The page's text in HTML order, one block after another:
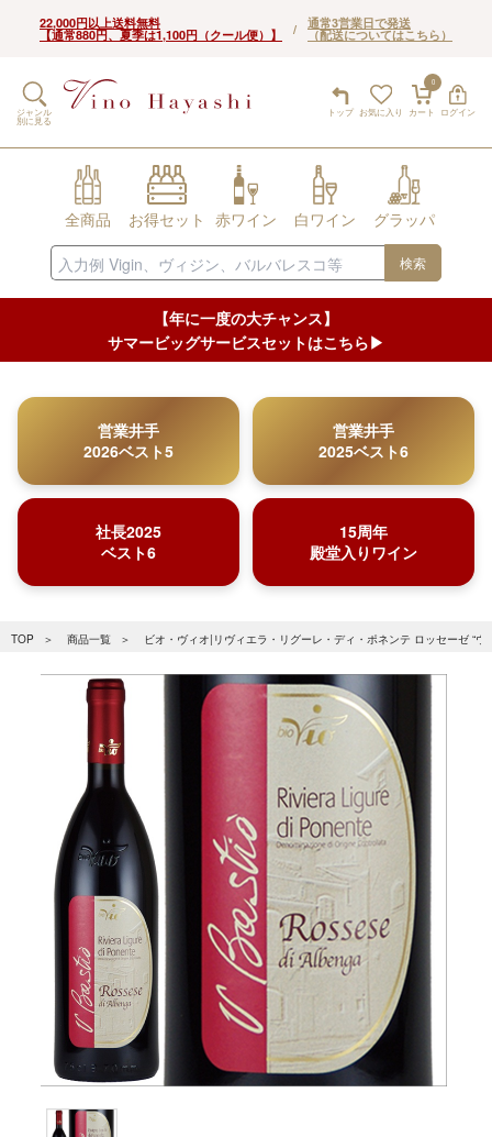
22,000円以上送料無料
【通常880円、夏季は1,100円（クール便）】 / 通常3営業日で発送
（配送についてはこちら）
トップ お気に入り
0
カート ログイン
ジャンル
別に見る
全商品 お得セット 赤ワイン 白ワイン グラッパ
検索
【年に一度の大チャンス】
サマービッグサービスセットはこちら▶︎
営業井手
2026ベスト5
営業井手
2025ベスト6
社長2025
ベスト6
15周年
殿堂入りワイン
TOP 商品一覧 ビオ・ヴィオ|リヴィエラ・リグーレ・ディ・ポネンテ ロッセーゼ “ウ